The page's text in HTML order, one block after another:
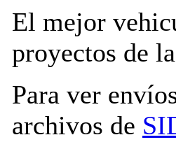
El mejor
proyectos de
Para ver
archivos de